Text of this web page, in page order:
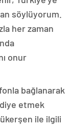
söylüyorum.
her zaman
onur
bağlanarak
etmek
ile ilgili